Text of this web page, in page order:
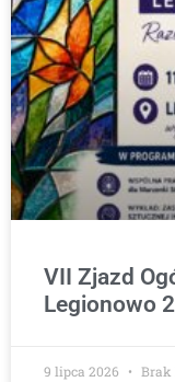
VII Zjazd
Legionowo
9 lipca 2026 Brak